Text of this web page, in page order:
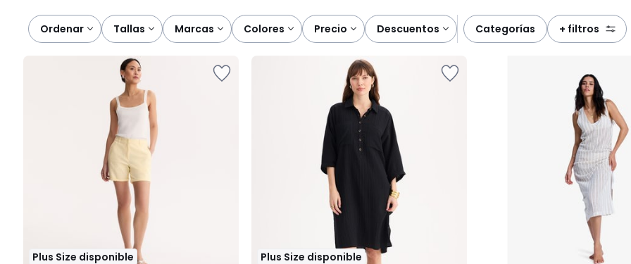
Ordenar
tallas marcas colores precio descuentos categorías + filtros
Plus Size disponible Plus Size disponible